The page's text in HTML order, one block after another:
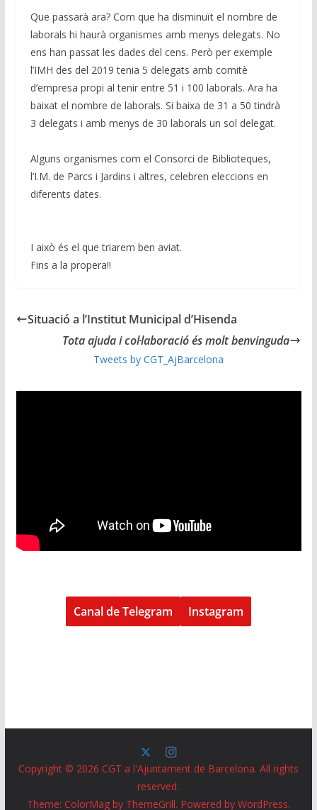
Que passarà ara? Com que ha disminuït el nombre de
laborals hi haurà organismes amb menys delegats. No
ens han passat les dades del cens. Però per exemple
l’IMH des del 2019 tenia 5 delegats amb comitè
d’empresa propi al tenir entre 51 i 100 laborals. Ara ha
baixat el nombre de laborals. Si baixa de 31 a 50 tindrà
3 delegats i amb menys de 30 laborals un sol delegat.
Alguns organismes com el Consorci de Biblioteques,
l’I.M. de Parcs i Jardins i altres, celebren eleccions en
diferents dates.
I això és el que triarem ben aviat.
Fins a la propera!!
Situació a l’Institut Municipal d’Hisenda
Tota ajuda i col·laboració és molt benvinguda
Tweets by CGT_AjBarcelona
Canal de Telegram Instagram
Copyright © 2026 CGT a l'Ajuntament de Barcelona. All rights
reserved.
Theme: ColorMagby ThemeGrill. Powered by WordPress.